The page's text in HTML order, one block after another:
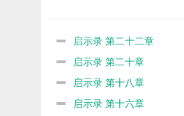
启示录 第二十二章
启示录 第二十章
启示录 第十八章
启示录 第十六章